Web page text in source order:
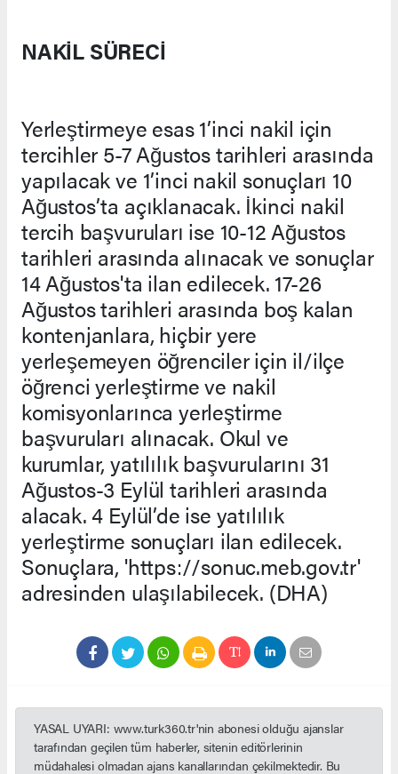
NAKİL SÜRECİ
Yerleştirmeye esas 1’inci nakil için
tercihler 5-7 Ağustos tarihleri arasında
yapılacak ve 1’inci nakil sonuçları 10
Ağustos’ta açıklanacak. İkinci nakil
tercih başvuruları ise 10-12 Ağustos
tarihleri arasında alınacak ve sonuçlar
14 Ağustos'ta ilan edilecek. 17-26
Ağustos tarihleri arasında boş kalan
kontenjanlara, hiçbir yere
yerleşemeyen öğrenciler için il/ilçe
öğrenci yerleştirme ve nakil
komisyonlarınca yerleştirme
başvuruları alınacak. Okul ve
kurumlar, yatılılık başvurularını 31
Ağustos-3 Eylül tarihleri arasında
alacak. 4 Eylül’de ise yatılılık
yerleştirme sonuçları ilan edilecek.
Sonuçlara, 'https://sonuc.meb.gov.tr'
adresinden ulaşılabilecek. (DHA)
YASAL UYARI: www.turk360.tr'nin abonesi olduğu ajanslar
tarafından geçilen tüm haberler, sitenin editörlerinin
müdahalesi olmadan ajans kanallarından çekilmektedir. Bu